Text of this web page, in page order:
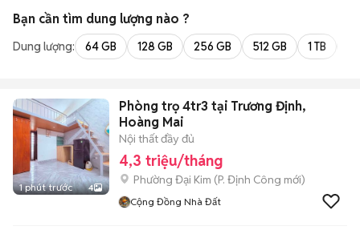
Bạn cần tìm dung lượng nào ?
Dung lượng: 64 GB 128 GB 256 GB 512 GB 1 TB
1 phút trước 4
Phòng trọ 4tr3 tại Trương Định,
Hoàng Mai
Nội thất đầy đủ
4,3 triệu/tháng
Phường Đại Kim (P. Định Công mới)
Cộng Đồng Nhà Đất